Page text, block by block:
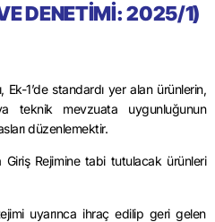
DENETİMİ: 2025/1)
Ek-1’de standardı yer alan ürünlerin,
teknik mevzuata uygunluğunun
düzenlemektir.
Giriş Rejimine tabi tutulacak ürünleri
uyarınca ihraç edilip geri gelen